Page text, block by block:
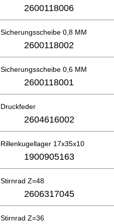
2600118006
Sicherungsscheibe 0,8 MM
2600118002
Sicherungsscheibe 0,6 MM
2600118001
Druckfeder
2604616002
Rillenkugellager 17x35x10
1900905163
Stirnrad Z=48
2606317045
Stirnrad Z=36